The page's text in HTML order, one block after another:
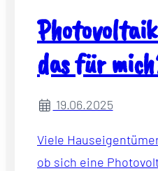
das für
19.06.2025
Viele
ob sich eine